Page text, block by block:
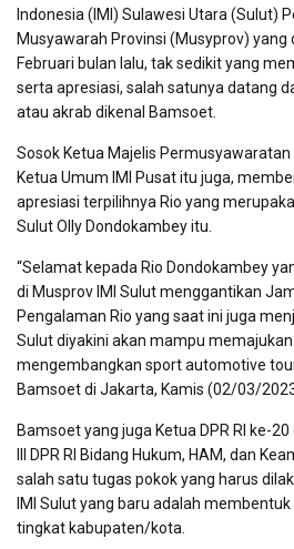
Indonesia (IMI) Sulawesi Utara (Sulut)
Musyawarah Provinsi (Musyprov) yang
Februari bulan lalu, tak sedikit yang
serta apresiasi, salah satunya datang
atau akrab dikenal Bamsoet.
Sosok Ketua Majelis Permusyawaratan
Ketua Umum IMI Pusat itu juga,
apresiasi terpilihnya Rio yang
Sulut Olly Dondokambey itu.
“Selamat kepada Rio Dondokambey
di Musprov IMI Sulut menggantikan
Pengalaman Rio yang saat ini juga
Sulut diyakini akan mampu
mengembangkan sport automotive
Bamsoet di Jakarta, Kamis (02/03/
Bamsoet yang juga Ketua DPR RI ke-
III DPR RI Bidang Hukum, HAM, dan
salah satu tugas pokok yang harus
IMI Sulut yang baru adalah
tingkat kabupaten/kota.